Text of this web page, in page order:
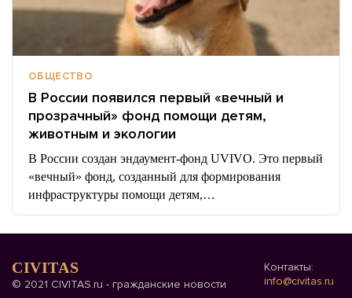
ОБЩЕСТВО
В России появился первый «вечный и
прозрачный» фонд помощи детям,
животным и экологии
В России создан эндаумент-фонд UVIVO. Это первый
«вечный» фонд, созданный для формирования
инфраструктуры помощи детям,…
CIVITAS
© 2021 CIVITAS.ru - гражданские новости
Контакты:
info@civitas.ru